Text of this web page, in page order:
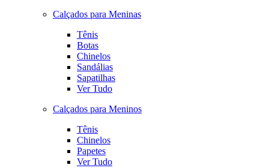
Calçados para Meninas
Tênis
Botas
Chinelos
Sandálias
Sapatilhas
Ver Tudo
Calçados para Meninos
Tênis
Chinelos
Papetes
Ver Tudo